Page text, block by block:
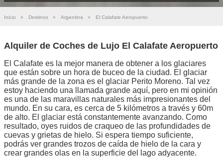
Inicio » Destinos » Argentina » El Calafate Aeropuerto
Alquiler de Coches de Lujo El Calafate Aeropuerto
El Calafate es la mejor manera de obtener a los glaciares
que están sobre un hora de buceo de la ciudad. El glaciar
más grande de la zona es el glaciar Perito Moreno. Tal vez
estoy haciendo una llamada grande aquí, pero en mi opinión
es una de las maravillas naturales más impresionantes del
mundo. En su cara, es cerca de 5 kilómetros a través y 60m
de alto. El glaciar está constantemente avanzando. Como
resultado, oyes ruidos de craqueo de las profundidades de
cuevas y grietas de hielo. Si espera tiempo suficiente,
podrás ver grandes trozos de caída de hielo de la cara y
crear grandes olas en la superficie del lago adyacente.